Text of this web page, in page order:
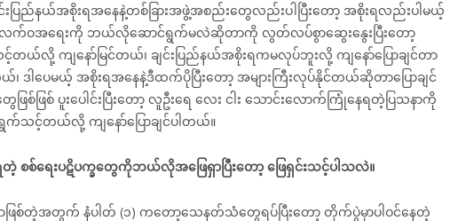
ြည်နယ်အစိုးရအနေနဲ့တစ်ခြားအဖွဲ့အစည်းတွေလည်းပါပြီးတော့ အစိုးရလည်းပါမယ့်
လက်ဝအရေးကို ဘယ်လိုဆောင်ရွက်မလဲဆိုတာကို လွတ်လပ်စွာဆွေးနွေးပြီးတော့
တယ်လို့ ကျနော်မြင်တယ်၊ ချင်းပြည်နယ်အစိုးရကမလုပ်ဘူးလို့ ကျနော်ပြောချင်တာ
ါပေမယ့် အစိုးရအနေနဲ့ဒီထက်ပိုပြီးတော့ အများကြီးလုပ်နိုင်တယ်ဆိုတာပြောချင်
ြစ်ဖြစ် ပူးပေါင်းပြီးတော့ လူဦးရေ လေး ငါး သောင်းလောက်ကြုံနေရတဲ့ပြသနာကို
က်သင့်တယ်လို့ ကျနော်ပြောချင်ပါတယ်။
စစ်ရေးပဋိပက္ခတွေကိုဘယ်လိုအဖြေရှာပြီးတော့ ဖြေရှင်းသင့်ပါသလဲ။
တဲ့အတွက် နံပါတ် (၁) ကတော့သေနတ်သံတွေရပ်ပြီးတော့ တိုက်ပွဲမှာပါဝင်နေတဲ့